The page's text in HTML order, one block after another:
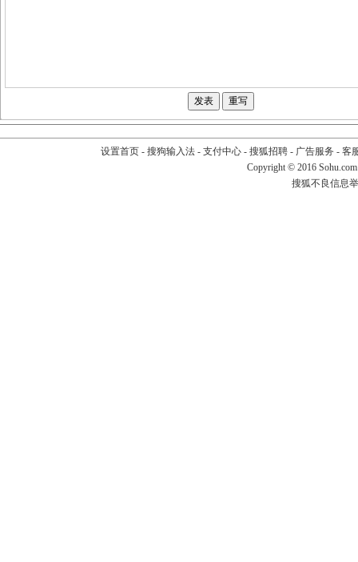
设置首页- 搜狗输入法- 支付中心- 搜狐招聘- 广告服务 - 客
Copyright © 2016
搜狐不良信息